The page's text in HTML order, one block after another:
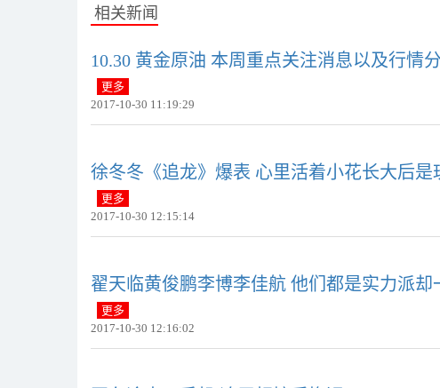
相关新闻
10.30 黄金原油 本周重点关注消息以及行情
更多
2017-10-30 11:19:29
徐冬冬《追龙》爆表 心里活着小花长大后是
更多
2017-10-30 12:15:14
翟天临黄俊鹏李博李佳航 他们都是实力派却
更多
2017-10-30 12:16:02